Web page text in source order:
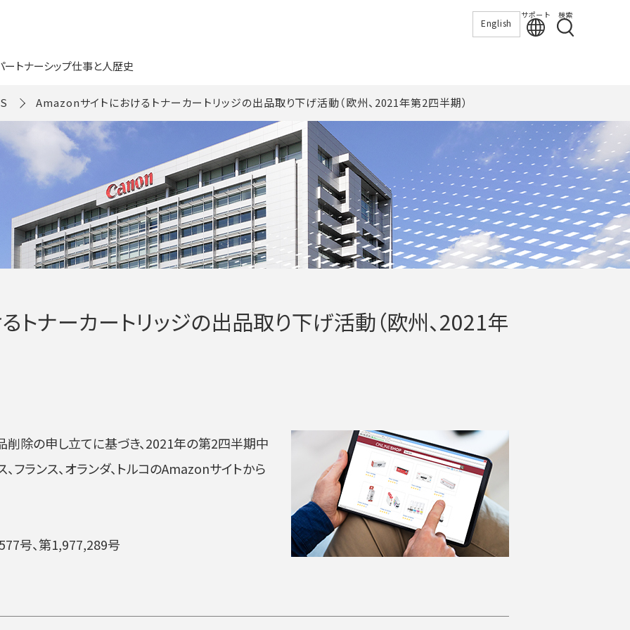
English
サポート 検索
ートナーシップ仕事と人歴史
Amazonサイトにおけるトナーカートリッジの出品取り下げ活動（欧州、2021年第2四半期）
トナーカートリッジの出品取り下げ活動（欧州、2021年
削除の申し立てに基づき、2021年の第2四半期中
、フランス、オランダ、トルコのAmazonサイトから
号、第1,977,289号